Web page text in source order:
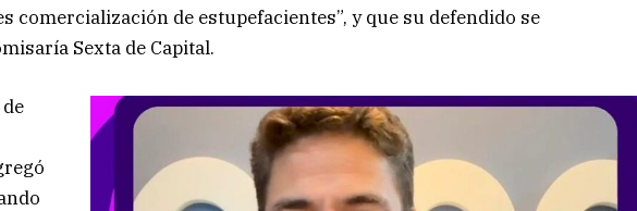
comercialización de estupefacientes”, y que su defendido se
Sexta de Capital.